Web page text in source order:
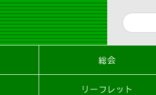
総会
リーフレット